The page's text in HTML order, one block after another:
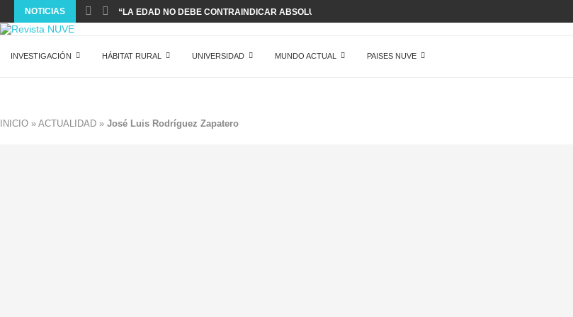
NOTICIAS “LA EDAD NO DEBE CONTRAINDICAR ABSOLUTAMENTE NADA EN...
INVESTIGACIÓN HÁBITAT RURAL UNIVERSIDAD MUNDO ACTUAL PAISES NUVE
INICIO » ACTUALIDAD » José Luis Rodríguez Zapatero